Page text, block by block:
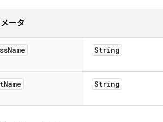
ータ
Name String
Name String